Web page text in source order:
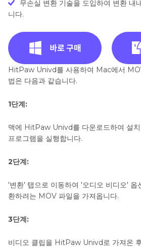
무손실 변환 기술을 도입하여 변환 내
니다.
HitPaw Univd를 사용하여 Mac에서
법은 다음과 같습니다.
1단계:
맥에 HitPaw Univd를 다운로드하여 설치
프로그램을 실행합니다.
2단계:
'변환' 탭으로 이동하여 '오디오 비디오'
환하려는 MOV 파일을 가져옵니다.
3단계:
비디오 클립을 HitPaw Univd로 가져온